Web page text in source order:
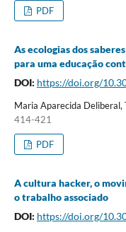
PDF
As ecologias dos
para uma educação
DOI: https://doi.org/
Maria Aparecida Deliberal,
414-421
PDF
A cultura hacker, o
o trabalho associado
DOI: https://doi.org/